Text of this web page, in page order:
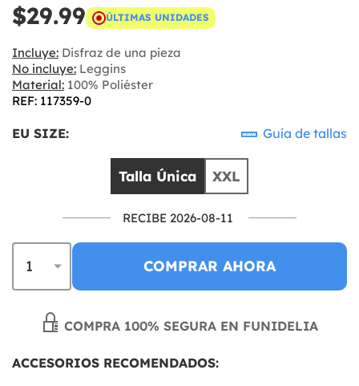
$29.99 ÚLTIMAS UNIDADES
Incluye: Disfraz de una pieza
No incluye: Leggins
Material: 100% Poliéster
REF: 117359-0
EU SIZE: Guía de tallas
Talla Única XXL
RECIBE 2026-08-11
COMPRAR AHORA
COMPRA 100% SEGURA EN FUNIDELIA
ACCESORIOS RECOMENDADOS: